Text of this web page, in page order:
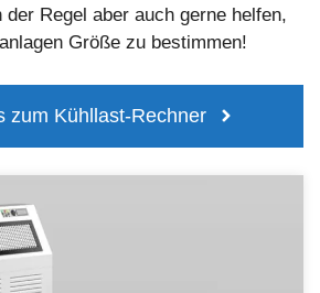
der Regel aber auch gerne helfen,
Größe zu bestimmen!
zum Kühllast-Rechner